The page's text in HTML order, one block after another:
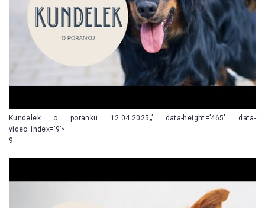
Kundelek o poranku 12.04.2025„’ data-height=’465′ data-
video_index=’9’>
9